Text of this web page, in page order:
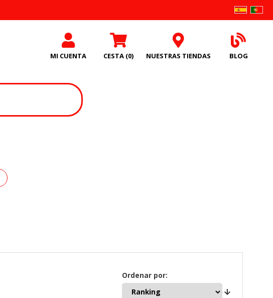
MI CUENTA CESTA (0) NUESTRAS TIENDAS BLOG
Ordenar por: